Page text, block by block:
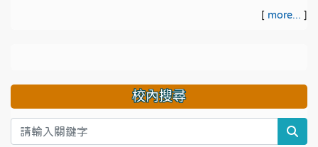
[ more... ]
校內搜尋